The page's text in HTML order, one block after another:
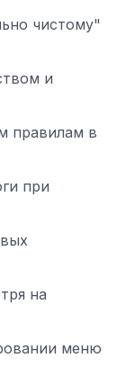
чистому"
и
правилам в
при
на
меню